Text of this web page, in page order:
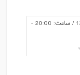
پنج شنبه، 23 مرداد 1399 / ساعت: 20:00 -